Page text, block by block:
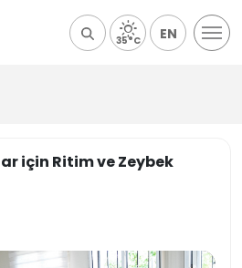
35°C EN
için Ritim ve Zeybek